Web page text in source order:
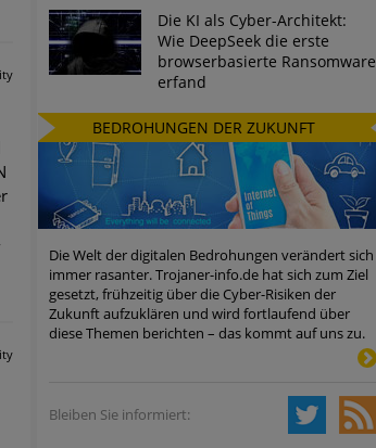
Die KI als Cyber-Architekt:
Wie DeepSeek die erste
browserbasierte Ransomware
erfand
BEDROHUNGEN DER ZUKUNFT
Die Welt der digitalen Bedrohungen verändert sich
immer rasanter. Trojaner-info.de hat sich zum Ziel
gesetzt, frühzeitig über die Cyber-Risiken der
Zukunft aufzuklären und wird fortlaufend über
diese Themen berichten – das kommt auf uns zu.
Bleiben Sie informiert: